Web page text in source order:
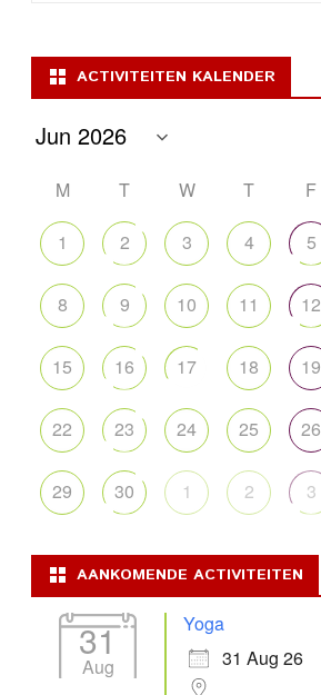
ACTIVITEITEN KALENDER
M T W T F
1 2 3 4 5
8 9 10 11 12
15 16 17 18 19
22 23 24 25 26
29 30 1 2 3
AANKOMENDE ACTIVITEITEN
31
Aug
Yoga
31 Aug 26